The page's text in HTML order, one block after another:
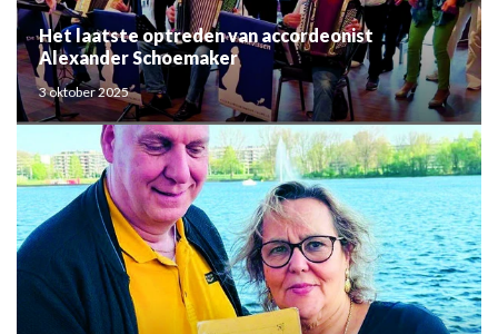
Het laatste optreden van accordeonist
Alexander Schoemaker
3 oktober 2025